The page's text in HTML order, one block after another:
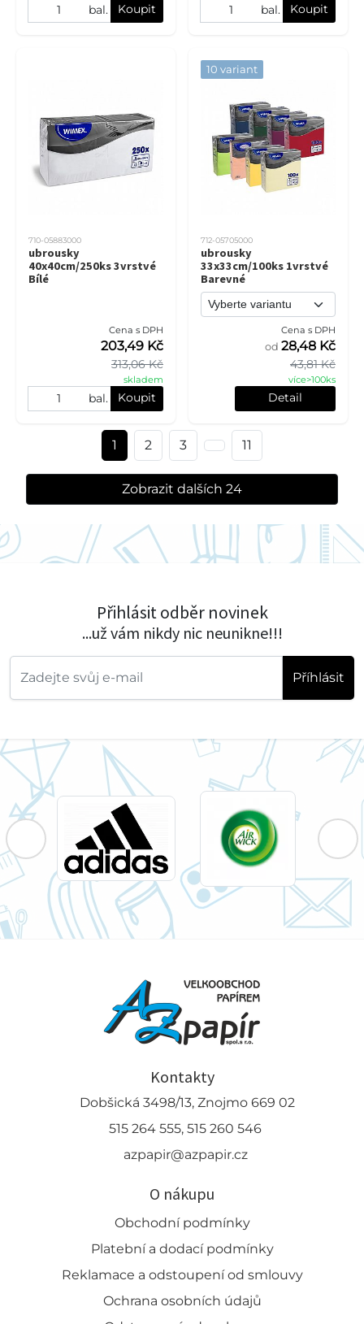
bal. Koupit bal. Koupit
710-05883000
ubrousky
40x40cm/250ks 3vrstvé
Bílé
Cena s DPH
313,06 Kč
203,49 Kč
skladem
bal. Koupit
10 variant
712-05705000
ubrousky
33x33cm/100ks 1vrstvé
Barevné
Cena s DPH
43,81 Kč
od 28,48 Kč
více>100ks
Detail
1 2 3 11
Zobrazit dalších 24
Přihlásit odběr novinek
...už vám nikdy nic neunikne!!!
Příhlásit
Kontakty
Dobšická 3498/13, Znojmo 669 02
515 264 555, 515 260 546
azpapir@azpapir.cz
O nákupu
Obchodní podmínky
Platební a dodací podmínky
Reklamace a odstoupení od smlouvy
Ochrana osobních údajů